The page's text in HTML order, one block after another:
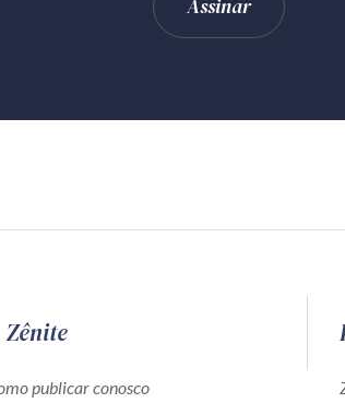
Zênite
publicar conosco